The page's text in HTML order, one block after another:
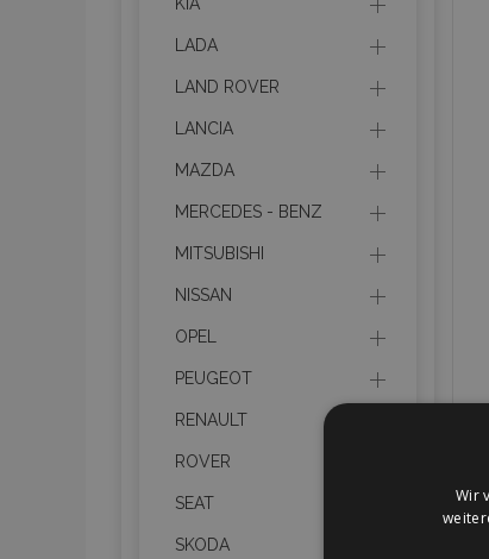
LADA
LAND ROVER
LANCIA
MAZDA
MERCEDES - BENZ
MITSUBISHI
NISSAN
OPEL
PEUGEOT
RENAULT
ROVER
SEAT
SKODA
Wir